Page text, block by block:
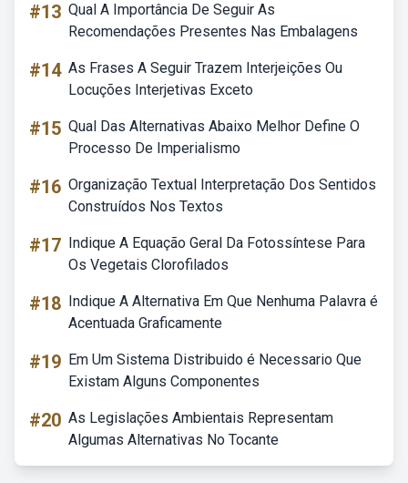
#13 Qual A Importância De Seguir As
Recomendações Presentes Nas Embalagens
#14 As Frases A Seguir Trazem Interjeições Ou
Locuções Interjetivas Exceto
#15 Qual Das Alternativas Abaixo Melhor Define O
Processo De Imperialismo
#16 Organização Textual Interpretação Dos Sentidos
Construídos Nos Textos
#17 Indique A Equação Geral Da Fotossíntese Para
Os Vegetais Clorofilados
#18 Indique A Alternativa Em Que Nenhuma Palavra é
Acentuada Graficamente
#19 Em Um Sistema Distribuido é Necessario Que
Existam Alguns Componentes
#20 As Legislações Ambientais Representam
Algumas Alternativas No Tocante